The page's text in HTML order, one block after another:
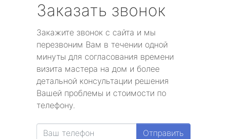
Заказать звонок
Закажите звонок с сайта и мы
перезвоним Вам в течении одной
минуты для согласования времени
визита мастера на дом и более
детальной консультации решения
Вашей проблемы и стоимости по
телефону.
Отправить